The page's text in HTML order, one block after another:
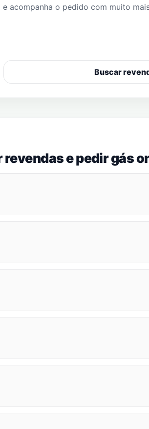
acompanha o pedido com muito
Buscar
e pedir gás